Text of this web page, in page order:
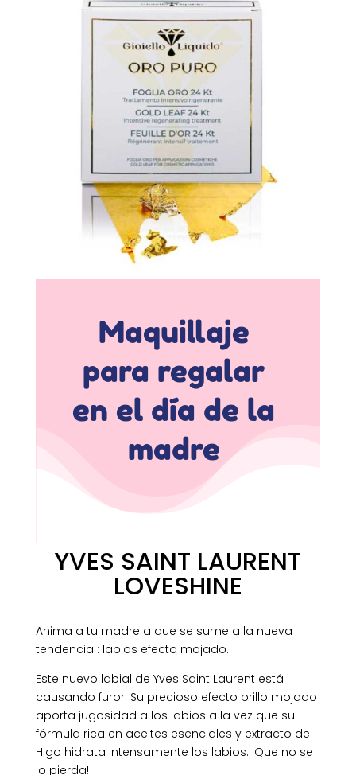
Maquillaje
para regalar
en el día de la
madre
YVES SAINT LAURENT
LOVESHINE
Anima a tu madre a que se sume a la nueva
tendencia : labios efecto mojado.
Este nuevo labial de Yves Saint Laurent está
causando furor. Su precioso efecto brillo mojado
aporta jugosidad a los labios a la vez que su
fórmula rica en aceites esenciales y extracto de
Higo hidrata intensamente los labios. ¡Que no se
lo pierda!